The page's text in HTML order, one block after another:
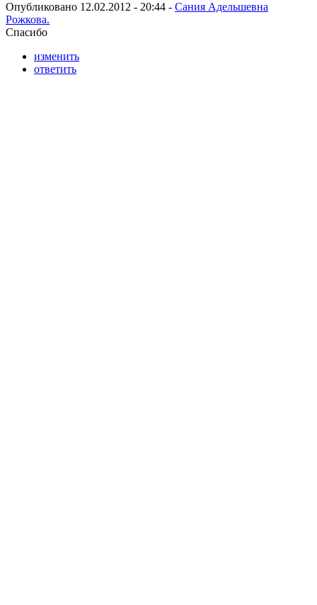
Опубликовано 12.02.2012 - 20:44 - Сания Адельшевна
Рожкова.
Спасибо
изменить
ответить